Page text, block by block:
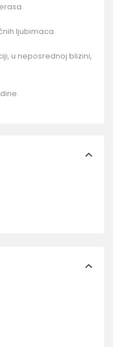
ljubimaca.
u neposrednoj blizini,